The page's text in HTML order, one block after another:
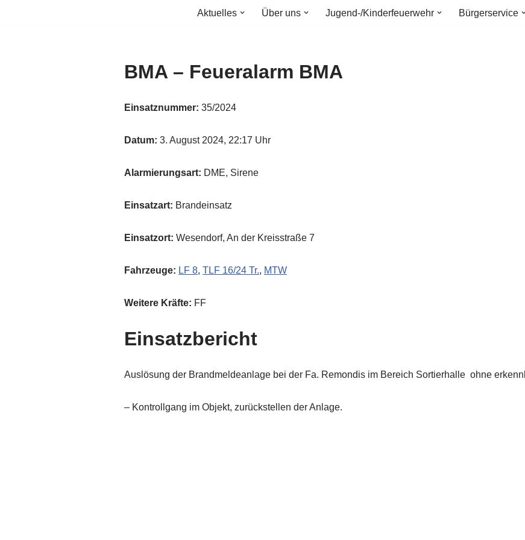
Aktuelles Über uns Jugend-/Kinderfeuerwehr Bürgerservice
BMA – Feueralarm BMA
Einsatznummer: 35/2024
Datum: 3. August 2024, 22:17 Uhr
Alarmierungsart: DME, Sirene
Einsatzart: Brandeinsatz
Einsatzort: Wesendorf, An der Kreisstraße 7
Fahrzeuge: LF 8,TLF 16/24 Tr., MTW
Weitere Kräfte: FF
Einsatzbericht
Auslösung der Brandmeldeanlage bei der Fa. Remondis im Bereich Sortierhalle ohne
– Kontrollgang im Objekt, zurückstellen der Anlage.